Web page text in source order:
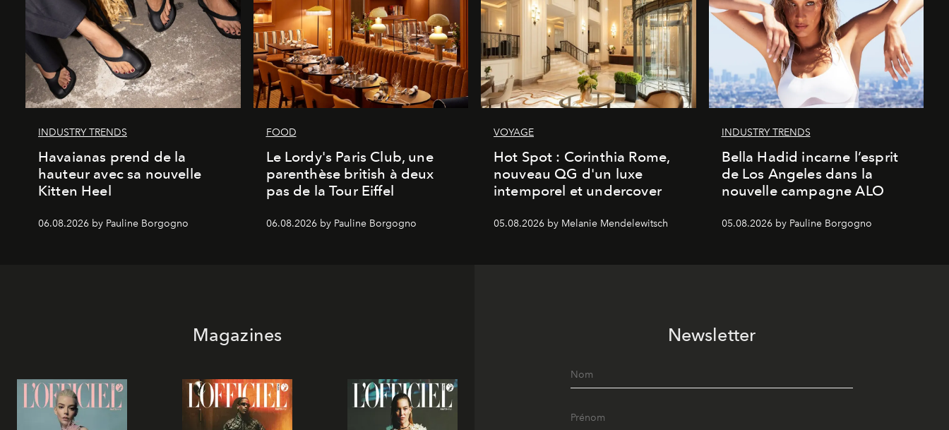
INDUSTRY TRENDS
Havaianas prend de la
hauteur avec sa nouvelle
Kitten Heel
06.08.2026 by Pauline Borgogno
FOOD
Le Lordy's Paris Club, une
parenthèse british à deux
pas de la Tour Eiffel
06.08.2026 by Pauline Borgogno
VOYAGE
Hot Spot : Corinthia Rome,
nouveau QG d'un luxe
intemporel et undercover
05.08.2026 by Melanie Mendelewitsch
INDUSTRY TRENDS
Bella Hadid incarne l’esprit
de Los Angeles dans la
nouvelle campagne ALO
05.08.2026 by Pauline Borgogno
Magazines Newsletter